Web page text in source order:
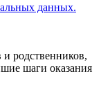
данных.
родственников,
шаги оказания